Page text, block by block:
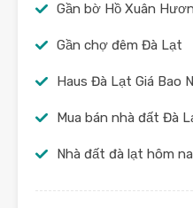
Gần bờ Hồ Xuân
Gần chợ đêm Đà Lạt
Haus Đà Lạt Giá Bao
Mua bán nhà đất Đà
Nhà đất đà lạt hôm